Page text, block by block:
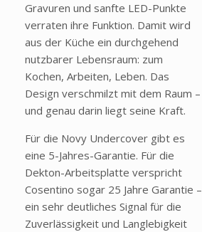
Gravuren und sanfte LED-Punkte
verraten ihre Funktion. Damit wird
aus der Küche ein durchgehend
nutzbarer Lebensraum: zum
Kochen, Arbeiten, Leben. Das
Design verschmilzt mit dem Raum –
und genau darin liegt seine Kraft.
Für die Novy Undercover gibt es
eine 5-Jahres-Garantie. Für die
Dekton-Arbeitsplatte verspricht
Cosentino sogar 25 Jahre Garantie –
ein sehr deutliches Signal für die
Zuverlässigkeit und Langlebigkeit